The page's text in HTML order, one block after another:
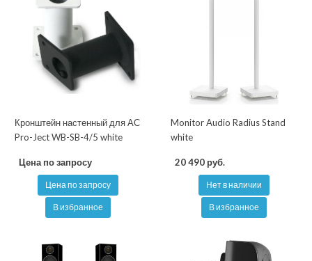
Кронштейн настенный для АС
Pro-Ject WB-SB-4/5 white
Цена по запросу
Цена по запросу
В избранное
Monitor Audio Radius Stand
white
20 490 руб.
Нет в наличии
В избранное